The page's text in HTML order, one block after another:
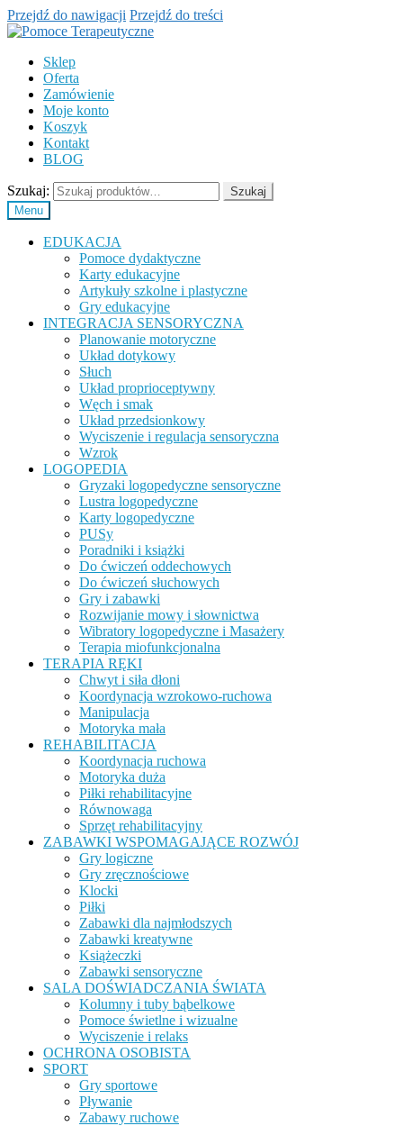
Przejdź do nawigacji Przejdź do treści
Sklep
Oferta
Zamówienie
Moje konto
Koszyk
Kontakt
BLOG
Szukaj:
Szukaj
Menu
EDUKACJA
Pomoce dydaktyczne
Karty edukacyjne
Artykuły szkolne i plastyczne
Gry edukacyjne
INTEGRACJA SENSORYCZNA
Planowanie motoryczne
Układ dotykowy
Słuch
Układ proprioceptywny
Węch i smak
Układ przedsionkowy
Wyciszenie i regulacja sensoryczna
Wzrok
LOGOPEDIA
Gryzaki logopedyczne sensoryczne
Lustra logopedyczne
Karty logopedyczne
PUSy
Poradniki i książki
Do ćwiczeń oddechowych
Do ćwiczeń słuchowych
Gry i zabawki
Rozwijanie mowy i słownictwa
Wibratory logopedyczne i Masażery
Terapia miofunkcjonalna
TERAPIA RĘKI
Chwyt i siła dłoni
Koordynacja wzrokowo-ruchowa
Manipulacja
Motoryka mała
REHABILITACJA
Koordynacja ruchowa
Motoryka duża
Piłki rehabilitacyjne
Równowaga
Sprzęt rehabilitacyjny
ZABAWKI WSPOMAGAJĄCE ROZWÓJ
Gry logiczne
Gry zręcznościowe
Klocki
Piłki
Zabawki dla najmłodszych
Zabawki kreatywne
Książeczki
Zabawki sensoryczne
SALA DOŚWIADCZANIA ŚWIATA
Kolumny i tuby bąbelkowe
Pomoce świetlne i wizualne
Wyciszenie i relaks
OCHRONA OSOBISTA
SPORT
Gry sportowe
Pływanie
Zabawy ruchowe